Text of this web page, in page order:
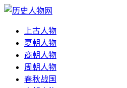
上古人物
夏朝人物
商朝人物
周朝人物
春秋战国